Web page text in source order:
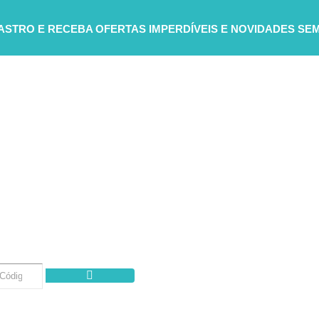
E RECEBA OFERTAS IMPERDÍVEIS E NOVIDADES